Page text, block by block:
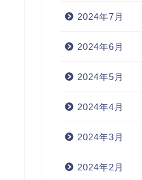
2024年7月
2024年6月
2024年5月
2024年4月
2024年3月
2024年2月